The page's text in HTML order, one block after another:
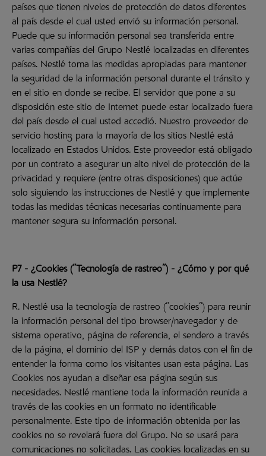
países que tienen niveles de protección de datos diferentes
al país desde el cual usted envió su información personal.
Puede que su información personal sea transferida entre
varias compañías del Grupo Nestlé localizadas en diferentes
países. Nestlé toma las medidas apropiadas para mantener
la seguridad de la información personal durante el tránsito y
en el sitio en donde se recibe. El servidor que pone a su
disposición este sitio de Internet puede estar localizado fuera
del país desde el cual usted accedió. Nuestro proveedor de
servicio hosting para la mayoría de los sitios Nestlé está
localizado en Estados Unidos. Este proveedor está obligado
por un contrato a asegurar un alto nivel de protección de la
privacidad y requiere (entre otras disposiciones) que actúe
solo siguiendo las instrucciones de Nestlé y que implemente
todas las medidas técnicas necesarias continuamente para
mantener segura su información personal.
P7 - ¿Cookies ("Tecnología de rastreo") - ¿Cómo y por qué
la usa Nestlé?
R. Nestlé usa la tecnología de rastreo ("cookies") para reunir
la información personal del tipo browser/navegador y de
sistema operativo, página de referencia, el sendero a través
de la página, el dominio del ISP y demás datos con el fin de
entender la forma como los visitantes usan esta página. Las
Cookies nos ayudan a diseñar esa página según sus
necesidades. Nestlé mantiene toda la información reunida a
través de las cookies en un formato no identificable
personalmente. Este tipo de información obtenida por las
cookies no se revelará fuera del Grupo. No se usará para
comunicaciones no solicitadas. Las cookies localizadas en su